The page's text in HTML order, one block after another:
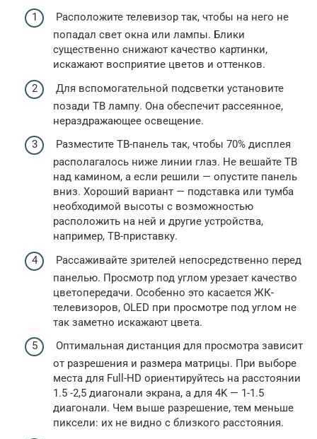
Расположите телевизор так, чтобы на него не
попадал свет окна или лампы. Блики
существенно снижают качество картинки,
искажают восприятие цветов и оттенков.
Для вспомогательной подсветки установите
позади ТВ лампу. Она обеспечит рассеянное,
нераздражающее освещение.
Разместите ТВ-панель так, чтобы 70% дисплея
располагалось ниже линии глаз. Не вешайте ТВ
над камином, а если решили — опустите панель
вниз. Хороший вариант — подставка или тумба
необходимой высоты с возможностью
расположить на ней и другие устройства,
например, ТВ-приставку.
Рассаживайте зрителей непосредственно перед
панелью. Просмотр под углом урезает качество
цветопередачи. Особенно это касается ЖК-
телевизоров, OLED при просмотре под углом не
так заметно искажают цвета.
Оптимальная дистанция для просмотра зависит
от разрешения и размера матрицы. При выборе
места для Full-HD ориентируйтесь на расстоянии
1.5 -2,5 диагонали экрана, а для 4K — 1-1.5
диагонали. Чем выше разрешение, тем меньше
пиксели: их не видно с близкого расстояния.